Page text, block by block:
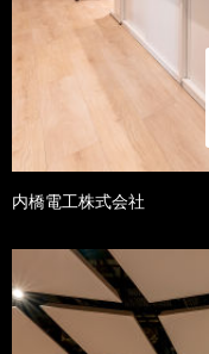
内橋電工株式会社